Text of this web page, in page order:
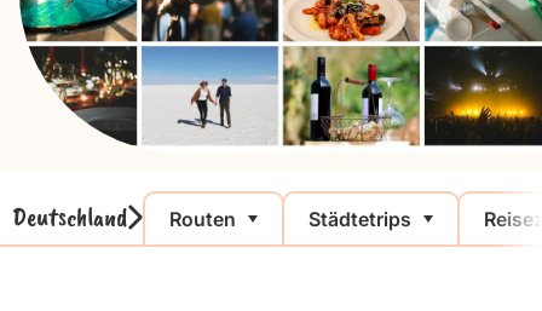
Deutschland Routen Städtetrips